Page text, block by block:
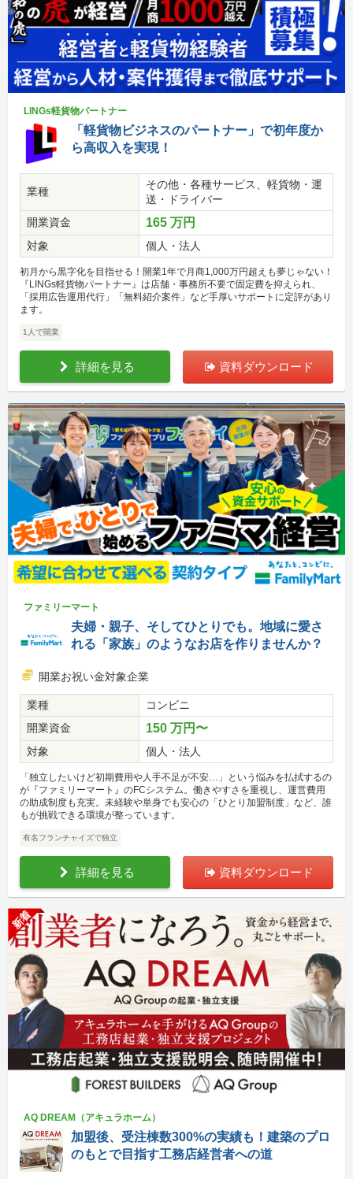
LINGs軽貨物パートナー
「軽貨物ビジネスのパートナー」で初年度か
ら高収入を実現！
業種
その他・各種サービス、軽貨物・運
送・ドライバー
開業資金
165 万円
対象 個人・法人
初月から黒字化を目指せる！開業1年で月商1,000万円超えも夢じゃない！
『LINGs軽貨物パートナー』は店舗・事務所不要で固定費を抑えられ、
「採用広告運用代行」「無料紹介案件」など手厚いサポートに定評があり
ます。
1人で開業
詳細を見る 資料ダウンロード
ファミリーマート
夫婦・親子、そしてひとりでも。地域に愛さ
れる「家族」のようなお店を作りませんか？
開業お祝い金対象企業
業種
コンビニ
開業資金
150 万円〜
対象 個人・法人
「独立したいけど初期費用や人手不足が不安…」という悩みを払拭するの
が『ファミリーマート』のFCシステム。働きやすさを重視し、運営費用
の助成制度も充実。未経験や単身でも安心の「ひとり加盟制度」など、誰
もが挑戦できる環境が整っています。
有名フランチャイズで独立
詳細を見る 資料ダウンロード
新着
AQ DREAM（アキュラホーム）
加盟後、受注棟数300%の実績も！建築のプロ
のもとで目指す工務店経営者への道